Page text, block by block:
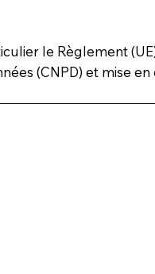
le Règlement
(CNPD) et mise